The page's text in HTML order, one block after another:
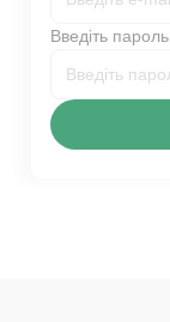
Введіть пароль